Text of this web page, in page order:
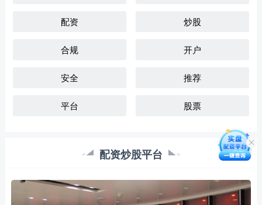
配资 炒股
合规 开户
安全 推荐
平台 股票
配资炒股平台